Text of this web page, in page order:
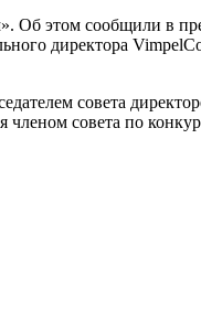
Об этом сообщили в
директора
совета
совета по